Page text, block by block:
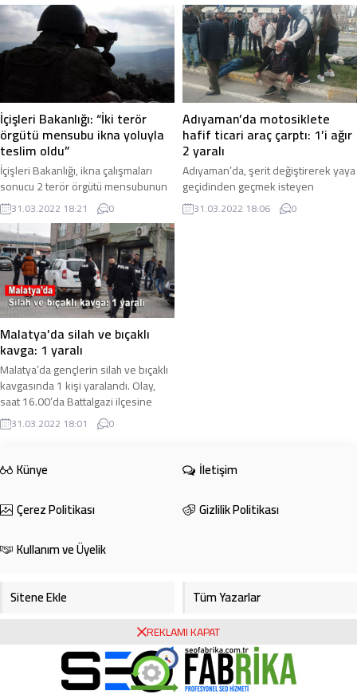
İçişleri Bakanlığı: “İki terör
örgütü mensubu ikna yoluyla
teslim oldu”
İçişleri Bakanlığı, ikna çalışmaları
sonucu 2 terör örgütü mensubunun
ikna yoluyla teslim olduğunu
duyurdu. İçişleri Bakanlığı tarafından
yapılan ...
31.03.2022 18:21 0
Adıyaman’da motosiklete
hafif ticari araç çarptı: 1’i ağır
2 yaralı
Adıyaman’da, şerit değiştirerek yaya
geçidinden geçmek isteyen
motosiklete hafif ticari aracın
çarpması sonucu meydana gelen
31.03.2022 18:06 0
Malatya’da silah ve bıçaklı
kavga: 1 yaralı
Malatya’da gençlerin silah ve bıçaklı
kavgasında 1 kişi yaralandı. Olay,
saat 16.00’da Battalgazi ilçesine
bağlı Çirikpınar Mahallesi’nde
meydana ...
31.03.2022 18:01 0
Künye
İletişim
Çerez Politikası
Gizlilik Politikası
Kullanım ve Üyelik
Sitene Ekle
Tüm Yazarlar
Foto Galeri
Video Galeri
Bursa Haberleri
REKLAMI KAPAT